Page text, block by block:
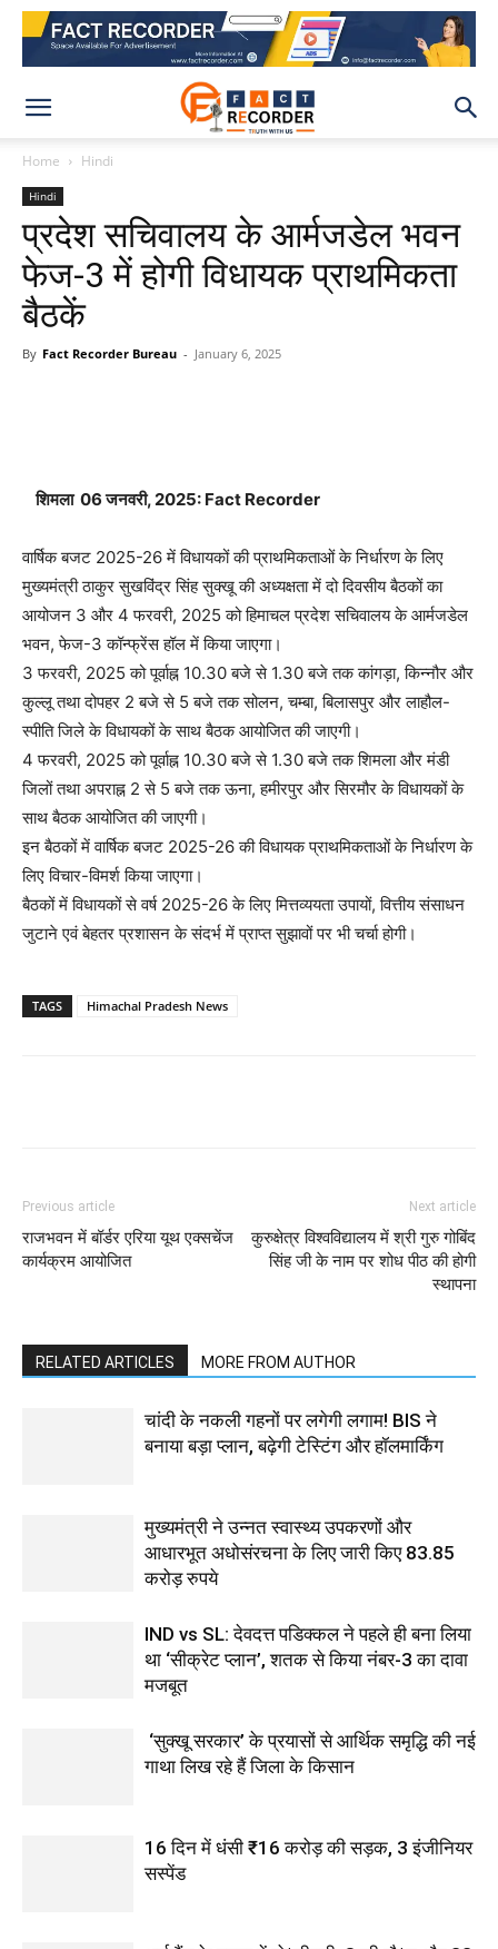
Home Hindi
Hindi
प्रदेश सचिवालय के आर्मजडेल भवन
फेज-3 में होगी विधायक प्राथमिकता
बैठकें
By Fact Recorder Bureau - January 6, 2025
शिमला 06 जनवरी, 2025: Fact Recorder
वार्षिक बजट 2025-26 में विधायकों की प्राथमिकताओं के निर्धारण के लिए
मुख्यमंत्री ठाकुर सुखविंद्र सिंह सुक्खू की अध्यक्षता में दो दिवसीय बैठकों का
आयोजन 3 और 4 फरवरी, 2025 को हिमाचल प्रदेश सचिवालय के आर्मजडेल
भवन, फेज-3 कॉन्फ्रेंस हॉल में किया जाएगा।
3 फरवरी, 2025 को पूर्वाह्न 10.30 बजे से 1.30 बजे तक कांगड़ा, किन्नौर और
कुल्लू तथा दोपहर 2 बजे से 5 बजे तक सोलन, चम्बा, बिलासपुर और लाहौल-
स्पीति जिले के विधायकों के साथ बैठक आयोजित की जाएगी।
4 फरवरी, 2025 को पूर्वाह्न 10.30 बजे से 1.30 बजे तक शिमला और मंडी
जिलों तथा अपराह्न 2 से 5 बजे तक ऊना, हमीरपुर और सिरमौर के विधायकों के
साथ बैठक आयोजित की जाएगी।
इन बैठकों में वार्षिक बजट 2025-26 की विधायक प्राथमिकताओं के निर्धारण के
लिए विचार-विमर्श किया जाएगा।
बैठकों में विधायकों से वर्ष 2025-26 के लिए मित्तव्ययता उपायों, वित्तीय संसाधन
जुटाने एवं बेहतर प्रशासन के संदर्भ में प्राप्त सुझावों पर भी चर्चा होगी।
TAGS Himachal Pradesh News
Previous article
राजभवन में बॉर्डर एरिया यूथ एक्सचेंज
कार्यक्रम आयोजित
Next article
कुरुक्षेत्र विश्वविद्यालय में श्री गुरु गोबिंद
सिंह जी के नाम पर शोध पीठ की होगी
स्थापना
RELATED ARTICLES MORE FROM AUTHOR
चांदी के नकली गहनों पर लगेगी लगाम! BIS ने
बनाया बड़ा प्लान, बढ़ेगी टेस्टिंग और हॉलमार्किंग
मुख्यमंत्री ने उन्नत स्वास्थ्य उपकरणों और
आधारभूत अधोसंरचना के लिए जारी किए 83.85
करोड़ रुपये
IND vs SL: देवदत्त पडिक्कल ने पहले ही बना लिया
था ‘सीक्रेट प्लान’, शतक से किया नंबर-3 का दावा
मजबूत
‘सुक्खू सरकार’ के प्रयासों से आर्थिक समृद्धि की नई
गाथा लिख रहे हैं जिला के किसान
16 दिन में धंसी ₹16 करोड़ की सड़क, 3 इंजीनियर
सस्पेंड